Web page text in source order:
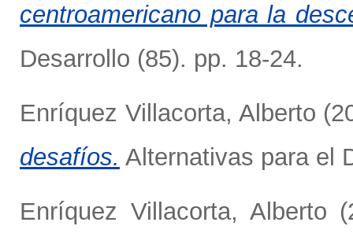
centroamericano para la
Desarrollo (85). pp. 18-24.
Enríquez Villacorta, Alberto
desafíos. Alternativas para el
Enríquez Villacorta, Alberto